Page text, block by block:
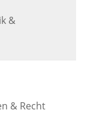
&
& Recht